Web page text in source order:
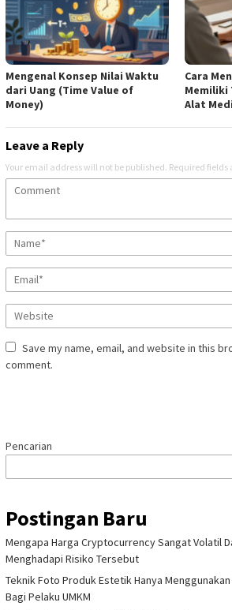
Mengenal Konsep Nilai Waktu
dari Uang (Time Value of
Money)
Cara
Memiliki
Alat
Leave a Reply
Your email address will not be published. Required fields
Save my name, email, and website in this
comment.
Pencarian
Postingan Baru
Mengapa Harga Cryptocurrency Sangat Volatil
Menghadapi Risiko Tersebut
Teknik Foto Produk Estetik Hanya
Bagi Pelaku UMKM